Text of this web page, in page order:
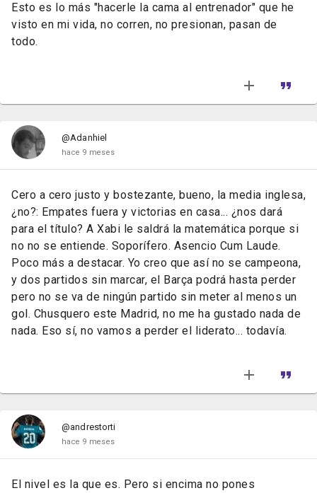
Esto es lo más "hacerle la cama al entrenador" que he
visto en mi vida, no corren, no presionan, pasan de
todo.
@Adanhiel
hace 9 meses
Cero a cero justo y bostezante, bueno, la media inglesa,
¿no?: Empates fuera y victorias en casa... ¿nos dará
para el título? A Xabi le saldrá la matemática porque si
no no se entiende. Soporífero. Asencio Cum Laude.
Poco más a destacar. Yo creo que así no se campeona,
y dos partidos sin marcar, el Barça podrá hasta perder
pero no se va de ningún partido sin meter al menos un
gol. Chusquero este Madrid, no me ha gustado nada de
nada. Eso sí, no vamos a perder el liderato... todavía.
@andrestorti
hace 9 meses
El nivel es la que es. Pero si encima no pones